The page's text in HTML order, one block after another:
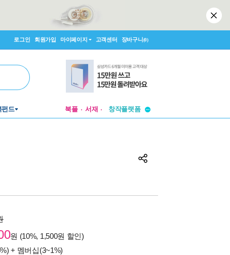
로그인 회원가입 마이페이지 고객센터 장바구니(0)
펀드 북플 서재
창작플랫폼
원 (10%, 1,500원 할인)
+ 멤버십(3~1%)